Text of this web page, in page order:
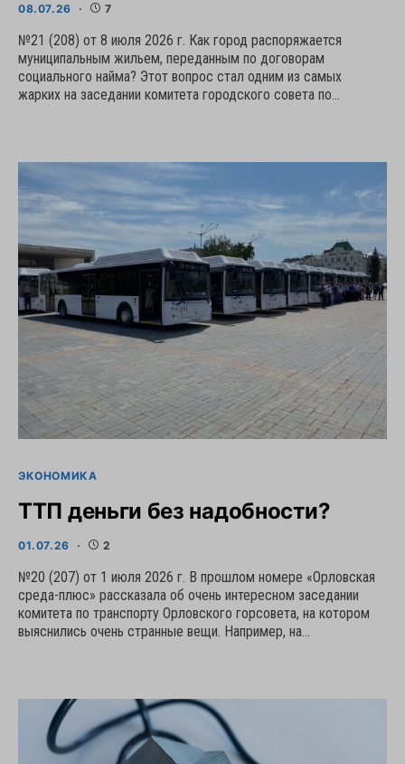
08.07.26 7
№21 (208) от 8 июля 2026 г. Как город распоряжается
муниципальным жильем, переданным по договорам
социального найма? Этот вопрос стал одним из самых
жарких на заседании комитета городского совета по…
ЭКОНОМИКА
ТТП деньги без надобности?
01.07.26 2
№20 (207) от 1 июля 2026 г. В прошлом номере «Орловская
среда-плюс» рассказала об очень интересном заседании
комитета по транспорту Орловского горсовета, на котором
выяснились очень странные вещи. Например, на…